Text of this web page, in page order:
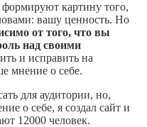
картину того,
вашу ценность. Но
от того, что вы
над своими
и исправить на
мнение о себе.
для аудитории, но,
о себе, я создал сайт и
12000 человек.